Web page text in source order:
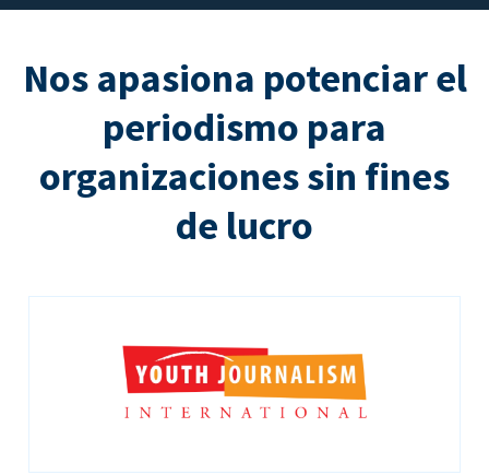
Nos apasiona potenciar el
periodismo para
organizaciones sin fines
de lucro